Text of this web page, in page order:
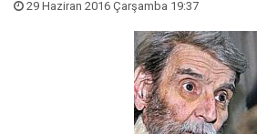
29 Haziran 2016 Çarşamba 19:37